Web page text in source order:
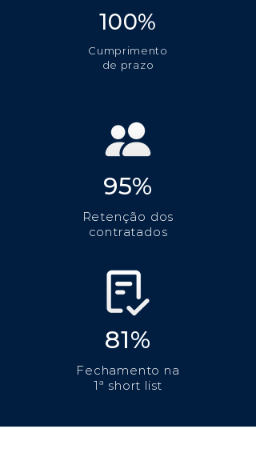
100%
Cumprimento
de prazo
95%
Retenção dos
contratados
81%
Fechamento na
1ª short list